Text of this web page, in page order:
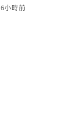
6小時前